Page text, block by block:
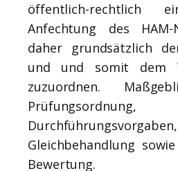
öffentlich-rechtlich
Anfechtung des
daher grundsätzlich
und und somit dem
zuzuordnen.
Prüfungsordnung,
Durchführungsvorgaben,
Gleichbehandlung
Bewertung.